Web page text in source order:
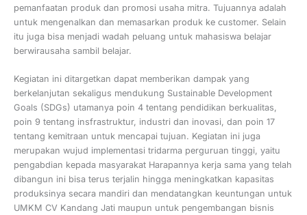
pemanfaatan produk dan promosi usaha mitra. Tujuannya adalah
untuk mengenalkan dan memasarkan produk ke customer. Selain
itu juga bisa menjadi wadah peluang untuk mahasiswa belajar
berwirausaha sambil belajar.
Kegiatan ini ditargetkan dapat memberikan dampak yang
berkelanjutan sekaligus mendukung Sustainable Development
Goals (SDGs) utamanya poin 4 tentang pendidikan berkualitas,
poin 9 tentang insfrastruktur, industri dan inovasi, dan poin 17
tentang kemitraan untuk mencapai tujuan. Kegiatan ini juga
merupakan wujud implementasi tridarma perguruan tinggi, yaitu
pengabdian kepada masyarakat Harapannya kerja sama yang telah
dibangun ini bisa terus terjalin hingga meningkatkan kapasitas
produksinya secara mandiri dan mendatangkan keuntungan untuk
UMKM CV Kandang Jati maupun untuk pengembangan bisnis